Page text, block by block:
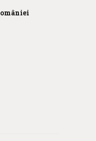
omâniei